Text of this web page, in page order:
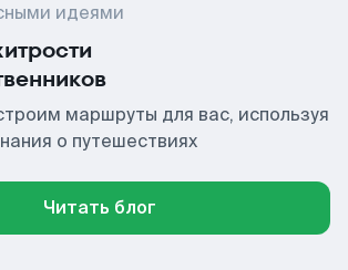
идеями
маршруты для вас, используя
о путешествиях
Читать блог